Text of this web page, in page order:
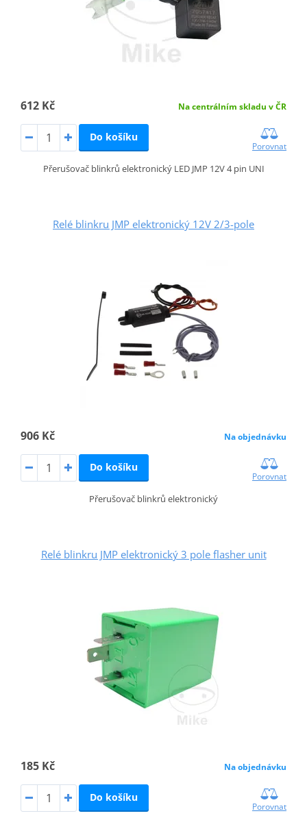
612 Kč Na centrálním skladu v ČR
Do košíku
Porovnat
Přerušovač blinkrů elektronický LED JMP 12V 4 pin UNI
Relé blinkru JMP elektronický 12V 2/3-pole
906 Kč Na objednávku
Do košíku
Porovnat
Přerušovač blinkrů elektronický
Relé blinkru JMP elektronický 3 pole flasher unit
185 Kč Na objednávku
Do košíku
Porovnat